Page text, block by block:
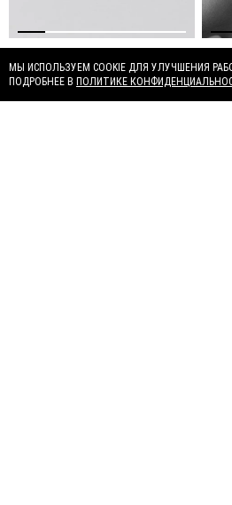
object 2.6
Пластичные хупы
Кафф
МЫ ИСПОЛЬЗУЕМ COOKIE ДЛЯ УЛУЧШЕНИЯ
ПОДРОБНЕЕ В ПОЛИТИКЕ